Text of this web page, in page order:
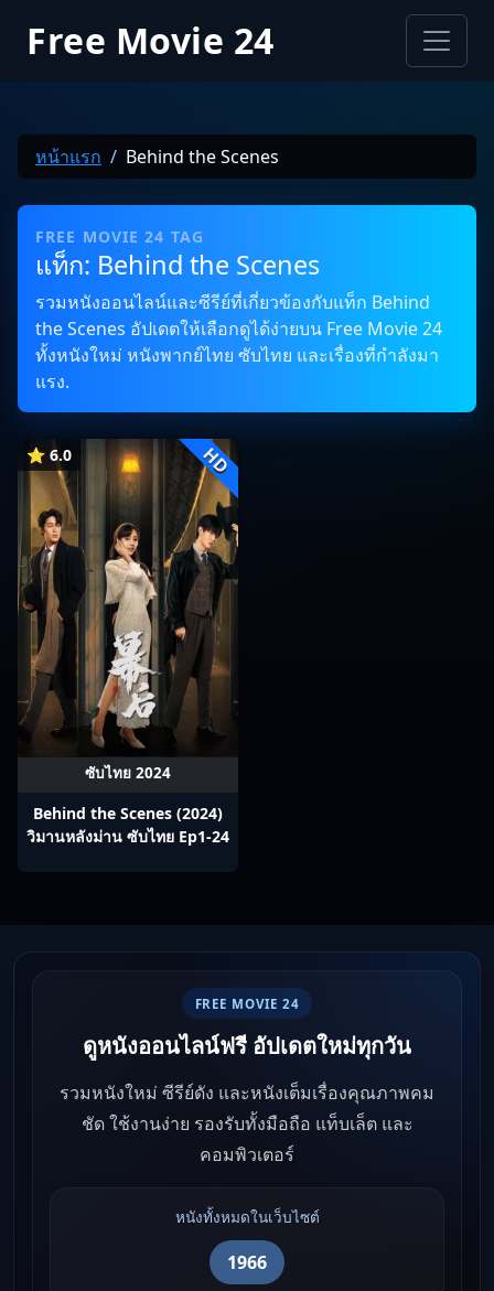
Free Movie 24
หน้าแรก Behind the Scenes
FREE MOVIE 24 TAG
แท็ก: Behind the Scenes
รวมหนังออนไลน์และซีรีย์ที่เกี่ยวข้องกับแท็ก Behind
the Scenes อัปเดตให้เลือกดูได้ง่ายบน Free Movie 24
ทั้งหนังใหม่ หนังพากย์ไทย ซับไทย และเรื่องที่กำลังมา
แรง.
⭐ 6.0 HD
ซับไทย 2024
Behind the Scenes (2024)
วิมานหลังม่าน ซับไทย Ep1-24
FREE MOVIE 24
ดูหนังออนไลน์ฟรี อัปเดตใหม่ทุกวัน
รวมหนังใหม่ ซีรีย์ดัง และหนังเต็มเรื่องคุณภาพคม
ชัด ใช้งานง่าย รองรับทั้งมือถือ แท็บเล็ต และ
คอมพิวเตอร์
หนังทั้งหมดในเว็บไซต์
1966